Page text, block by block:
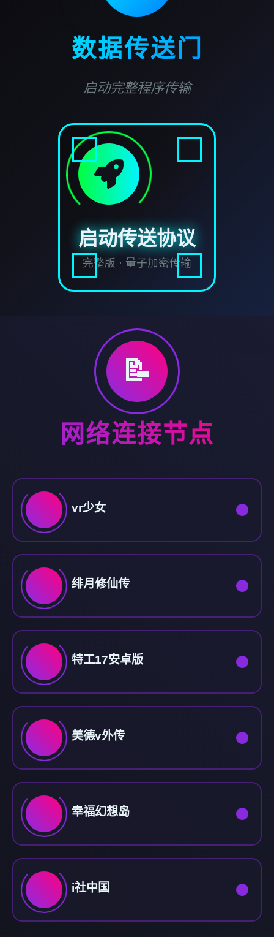
数据传送门
启动完整程序传输
启动传送协议
完整版 · 量子加密传输
📝
网络连接节点
vr少女
绯月修仙传
特工17安卓版
美德v外传
幸福幻想岛
i社中国